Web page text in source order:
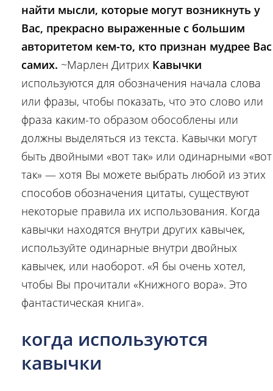
найти мысли, которые могут возникнуть у
Вас, прекрасно выраженные с большим
авторитетом кем-то, кто признан мудрее Вас
самих. ~Марлен Дитрих Кавычки
используются для обозначения начала слова
или фразы, чтобы показать, что это слово или
фраза каким-то образом обособлены или
должны выделяться из текста. Кавычки могут
быть двойными «вот так» или одинарными «вот
так» — хотя Вы можете выбрать любой из этих
способов обозначения цитаты, существуют
некоторые правила их использования. Когда
кавычки находятся внутри других кавычек,
используйте одинарные внутри двойных
кавычек, или наоборот. «Я бы очень хотел,
чтобы Вы прочитали «Книжного вора». Это
фантастическая книга».
когда используются
кавычки